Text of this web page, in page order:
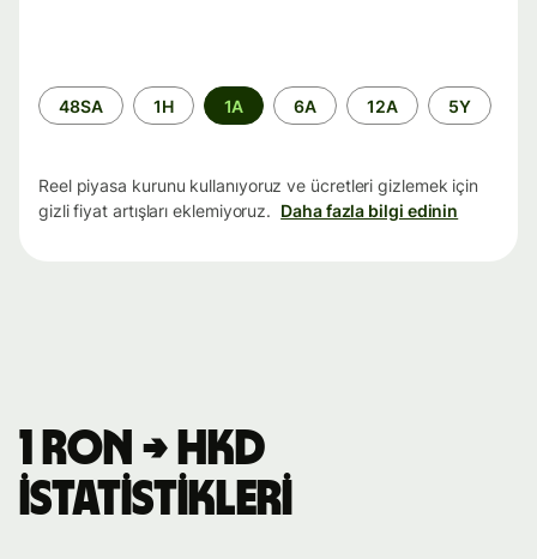
Zaman
aralığı
48SA 1H 1A 6A 12A 5Y
Reel piyasa kurunu kullanıyoruz ve ücretleri gizlemek için
gizli fiyat artışları eklemiyoruz. Daha fazla bilgi edinin
1 RON → HKD
istatistikleri